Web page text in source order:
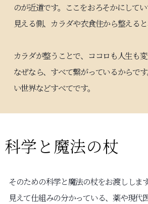
のが近道です。ここをおろそかにして
見える側、カラダや衣食住から整える
カラダが整うことで、ココロも人生も変
なぜなら、すべて繋がっているからで
い世界などすべてです。
科学と魔法の杖
そのための科学と魔法の杖をお渡ししま
見えて仕組みの分かっている、薬や現代